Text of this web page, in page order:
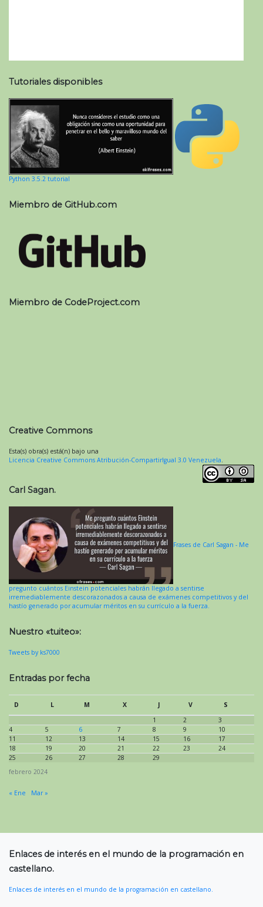
Tutoriales disponibles
Python 3.5.2 tutorial
Miembro de GitHub.com
Miembro de CodeProject.com
Creative Commons
Esta(s) obra(s) está(n) bajo una
Licencia Creative Commons Atribución-CompartirIgual 3.0 Venezuela.
Carl Sagan.
Frases de Carl Sagan - Me
pregunto cuántos Einstein potenciales habrán llegado a sentirse
irremediablemente descorazonados a causa de exámenes competitivos y del
hastío generado por acumular méritos en su currículo a la fuerza.
Nuestro «tuiteo»:
Tweets by ks7000
Entradas por fecha
febrero 2024
D L M X J V
S
1
2
3
4
5 6 7 8 9
10
11
12 13 14 15 16
17
18
19 20 21 22 23
24
25
26 27 28 29
« Ene Mar »
Enlaces de interés en el mundo de la programación en
castellano.
Enlaces de interés en el mundo de la programación en castellano.